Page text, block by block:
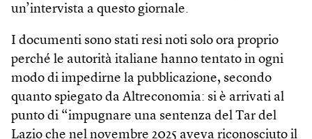
un’intervista a questo giornale.
I documenti sono stati resi noti solo ora proprio
perché le autorità italiane hanno tentato in ogni
modo di impedirne la pubblicazione, secondo
quanto spiegato da Altreconomia: si è arrivati al
punto di “impugnare una sentenza del Tar del
Lazio che nel novembre 2025 aveva riconosciuto il